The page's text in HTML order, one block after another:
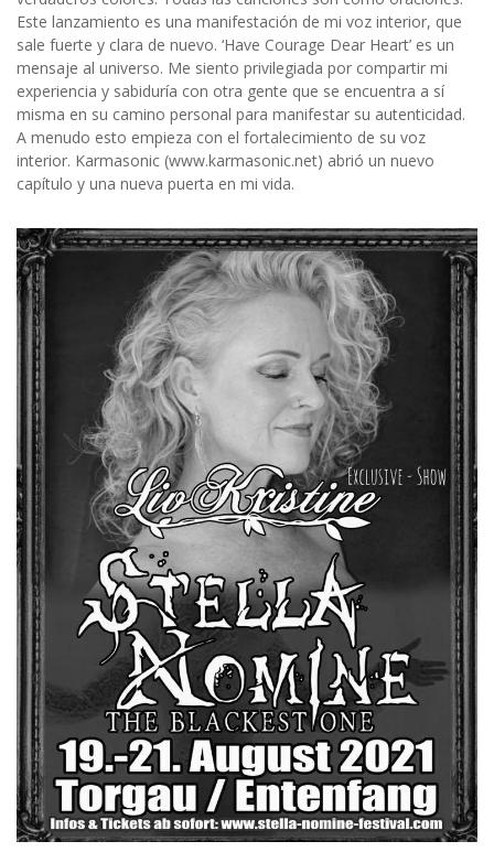
Este lanzamiento es una manifestación de mi voz interior, que
sale fuerte y clara de nuevo. ‘Have Courage Dear Heart’ es un
mensaje al universo. Me siento privilegiada por compartir mi
experiencia y sabiduría con otra gente que se encuentra a sí
misma en su camino personal para manifestar su autenticidad.
A menudo esto empieza con el fortalecimiento de su voz
interior. Karmasonic (www.karmasonic.net) abrió un nuevo
capítulo y una nueva puerta en mi vida.